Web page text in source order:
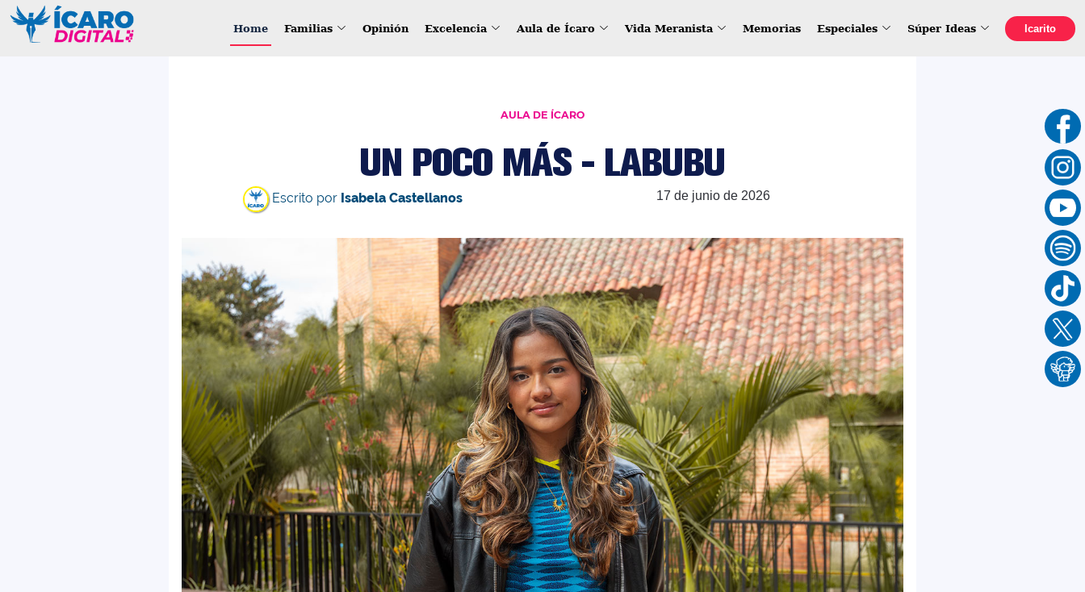
Home Familias Opinión Excelencia Aula de Ícaro Vida Meranista Memorias Especiales Súper Ideas Icarito
AULA DE ÍCARO
UN POCO MÁS - LABUBU
Escrito por Isabela Castellanos 17 de junio de 2026